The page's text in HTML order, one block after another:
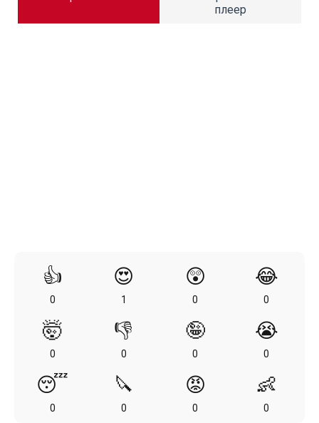
плеер
👍
0
😍
1
😲
0
😂
0
🤯
0
👎
0
🤪
0
😭
0
😴
0
🔪
0
😡
0
👶
0